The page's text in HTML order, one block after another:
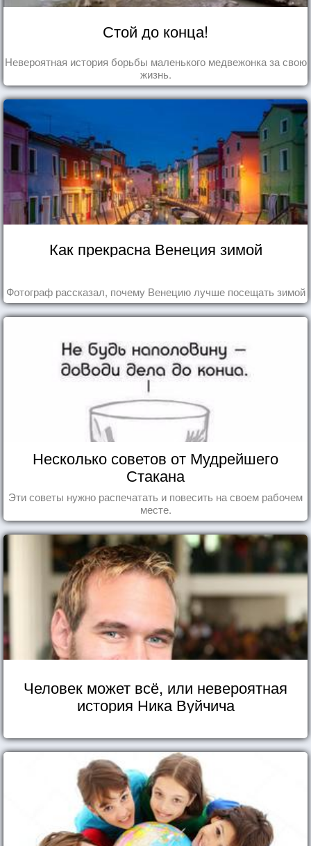
Стой до конца!
Невероятная история борьбы маленького медвежонка за свою
жизнь.
Как прекрасна Венеция зимой
Фотограф рассказал, почему Венецию лучше посещать зимой
Несколько советов от Мудрейшего
Стакана
Эти советы нужно распечатать и повесить на своем рабочем
месте.
Человек может всё, или невероятная
история Ника Вуйчича